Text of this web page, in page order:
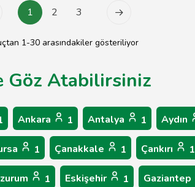
1 2 3
1-30 arasındakiler gösteriliyor
Göz Atabilirsiniz
Ankara 1 Antalya 1 Aydın
1 Çanakkale 1 Çankırı 1
1 Eskişehir 1 Gaziantep